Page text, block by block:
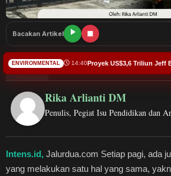
Teknologi
Hukum dan Kriminal
Bursa
Kesehatan
Pariwisata
Olahraga
Bacakan Artikel
About Latest Posts
Rika Arlianti DM
Penulis, Pegiat Isu Pendidikan dan
Intens.id, Jalurdua.com Setiap pagi, ada
yang melakukan satu hal yang sama,
ENVIRONMENTAL 14:40